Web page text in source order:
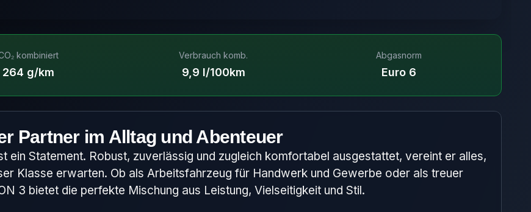
kombiniert
264 g/km
Verbrauch komb.
9,9 l/100km
Abgasnorm
Euro 6
Partner im Alltag und Abenteuer
ein Statement. Robust, zuverlässig und zugleich komfortabel ausgestattet, vereint er alles,
Klasse erwarten. Ob als Arbeitsfahrzeug für Handwerk und Gewerbe oder als treuer
3 bietet die perfekte Mischung aus Leistung, Vielseitigkeit und Stil.